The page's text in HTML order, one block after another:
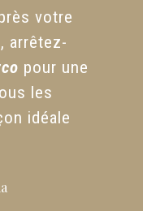
votre
arrêtez-
pour une
les
idéale